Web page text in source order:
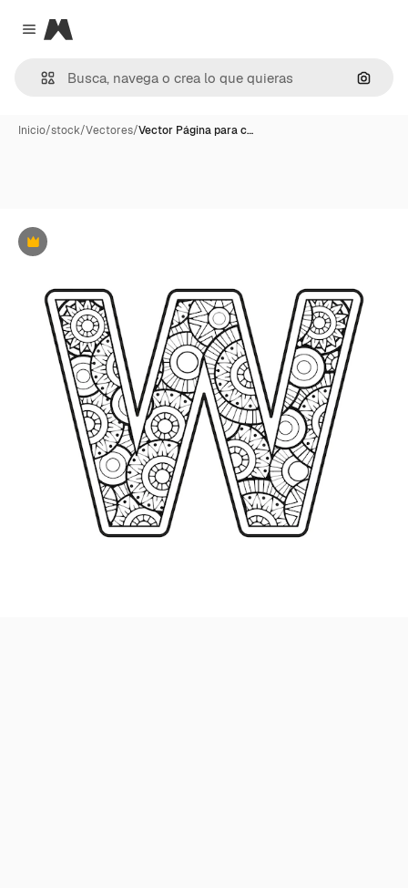
Close menu
Magnific
Inicio/stock/Vectores/Vector Página para c…
Premium